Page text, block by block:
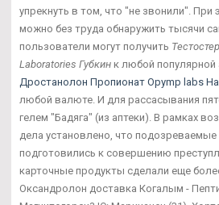
упрекнуть в том, что "не звонили". При
можно без труда обнаружить тысячи
пользователи могут получить
Laboratories Губкин к любой популярной
Дростанолон Пропионат Opymp labs
любой валюте. И для рассасывания
гелем "Бадяга" (из аптеки). В рамках
дела установлено, что подозреваемые
подготовились к совершению
карточные продукты сделали еще
Оксандролон доставка Когалым -